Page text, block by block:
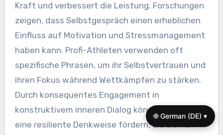
Kraft und verbessert die Leistung. Forschungen
zeigen, dass Selbstgespräch einen erheblichen
Einfluss auf Motivation und Stressmanagement
haben kann. Profi-Athleten verwenden oft
spezifische Phrasen, um ihr Selbstvertrauen und
ihren Fokus während Wettkämpfen zu stärken.
Durch konsequentes Engagement in
konstruktivem inneren Dialog können Athleten
eine resiliente Denkweise fördern, die sich an
🌐 German (DE) ▾